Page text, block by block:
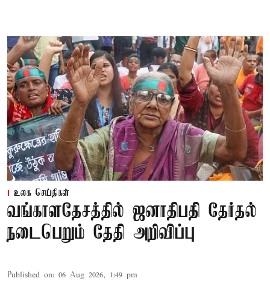
உலக செய்திகள்
வங்காளதேசத்தில் ஜனாதிபதி தேர்தல்
நடைபெறும் தேதி அறிவிப்பு
Published on: 06 Aug 2026, 1:49 pm